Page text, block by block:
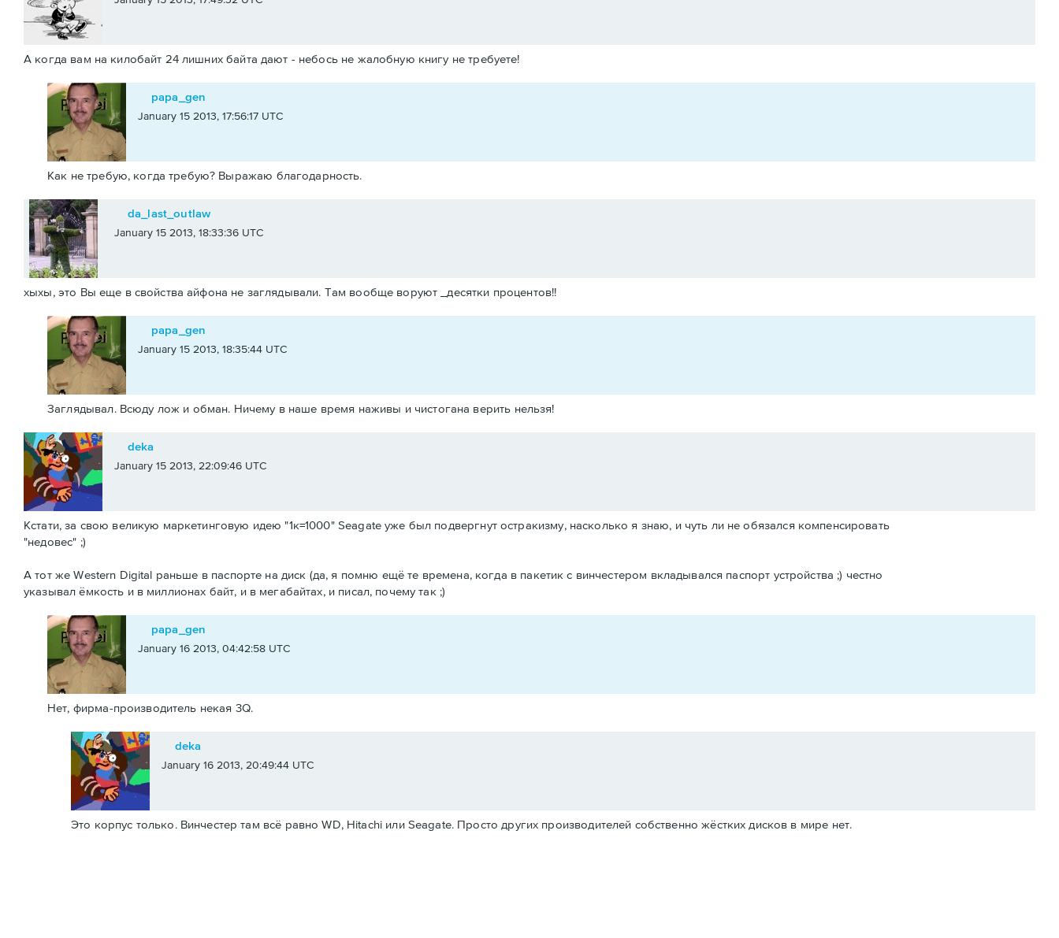
А когда вам на килобайт 24 лишних байта дают - небось не жалобную книгу не требуете!
papa_gen
January 15 2013, 17:56:17 UTC
Как не требую, когда требую? Выражаю благодарность.
da_last_outlaw
January 15 2013, 18:33:36 UTC
хыхы, это Вы еще в свойства айфона не заглядывали. Там вообще воруют _десятки процентов!!
papa_gen
January 15 2013, 18:35:44 UTC
Заглядывал. Всюду лож и обман. Ничему в наше время наживы и чистогана верить нельзя!
deka
January 15 2013, 22:09:46 UTC
Кстати, за свою великую маркетинговую идею "1к=1000" Seagate уже был подвергнут остракизму, насколько я знаю, и чуть ли не обязался компенсировать
"недовес" ;)
А тот же Western Digital раньше в паспорте на диск (да, я помню ещё те времена, когда в пакетик с винчестером вкладывался паспорт устройства ;) честно
указывал ёмкость и в миллионах байт, и в мегабайтах, и писал, почему так ;)
papa_gen
January 16 2013, 04:42:58 UTC
Нет, фирма-производитель некая 3Q.
deka
January 16 2013, 20:49:44 UTC
Это корпус только. Винчестер там всё равно WD, Hitachi или Seagate. Просто других производителей собственно жёстких дисков в мире нет.